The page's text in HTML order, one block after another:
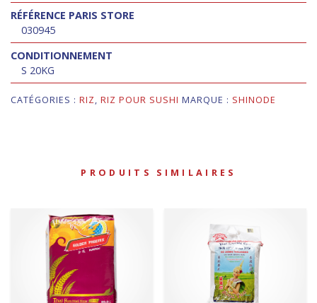
RÉFÉRENCE PARIS STORE
030945
CONDITIONNEMENT
S 20KG
CATÉGORIES : RIZ, RIZ POUR SUSHI MARQUE : SHINODE
PRODUITS SIMILAIRES